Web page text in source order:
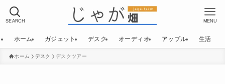
SEARCH MENU
ホーム ガジェット デスク オーディオ アップル 生活
ホーム デスク デスクツアー